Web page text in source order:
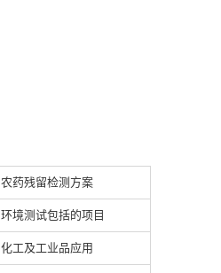
农药残留检测方案
环境测试包括的项目
化工及工业品应用